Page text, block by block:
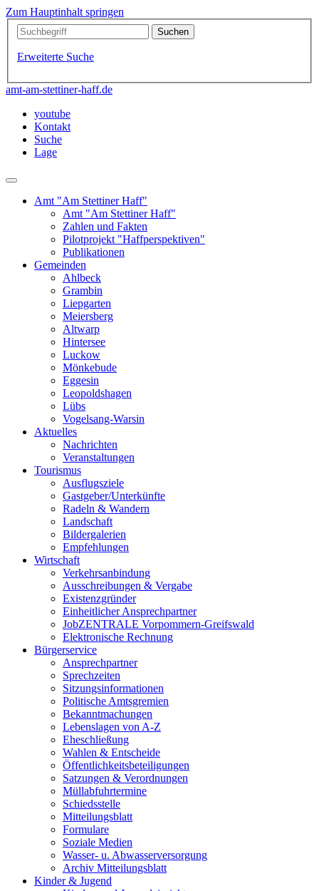
Zum Hauptinhalt springen
Erweiterte Suche
amt-am-stettiner-haff.de
youtube
Kontakt
Suche
Lage
Amt "Am Stettiner Haff"
Amt "Am Stettiner Haff"
Zahlen und Fakten
Pilotprojekt "Haffperspektiven"
Publikationen
Gemeinden
Ahlbeck
Grambin
Liepgarten
Meiersberg
Altwarp
Hintersee
Luckow
Mönkebude
Eggesin
Leopoldshagen
Lübs
Vogelsang-Warsin
Aktuelles
Nachrichten
Veranstaltungen
Tourismus
Ausflugsziele
Gastgeber/Unterkünfte
Radeln & Wandern
Landschaft
Bildergalerien
Empfehlungen
Wirtschaft
Verkehrsanbindung
Ausschreibungen & Vergabe
Existenzgründer
Einheitlicher Ansprechpartner
JobZENTRALE Vorpommern-Greifswald
Elektronische Rechnung
Bürgerservice
Ansprechpartner
Sprechzeiten
Sitzungsinformationen
Politische Amtsgremien
Bekanntmachungen
Lebenslagen von A-Z
Eheschließung
Wahlen & Entscheide
Öffentlichkeitsbeteiligungen
Satzungen & Verordnungen
Müllabfuhrtermine
Schiedsstelle
Mitteilungsblatt
Formulare
Soziale Medien
Wasser- u. Abwasserversorgung
Archiv Mitteilungsblatt
Kinder & Jugend